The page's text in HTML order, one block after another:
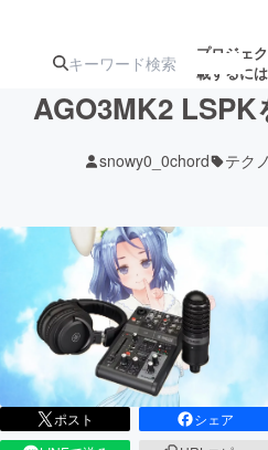
プロジェ
載するには
アート・写真
テクノロジー・ガジェ
映像・映画
AGO3MK2
snowy0_0chord テク
ポスト
シェア